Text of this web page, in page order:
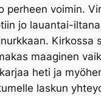
perheen voimin.
jo lauantai-
Kirkossa
maaginen
heti ja
laskun